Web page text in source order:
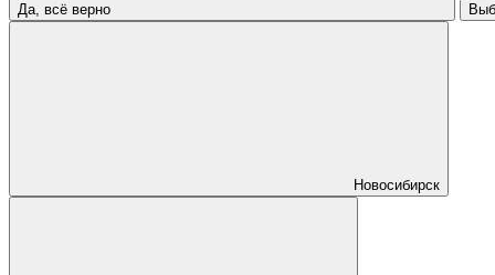
Да, всё верно
Новосибирск